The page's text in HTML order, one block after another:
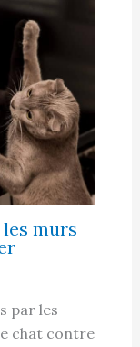
murs
par les
chat contre